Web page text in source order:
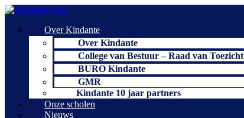
Ga
Over Kindante
Over Kindante
College van Bestuur – Raad van Toezicht
BURO Kindante
GMR
Kindante 10 jaar partners
Onze scholen
Nieuws